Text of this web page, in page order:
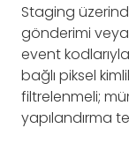
Staging
gönderimi
event kodlarıyla
bağlı piksel
filtrelenmeli;
yapılandırma